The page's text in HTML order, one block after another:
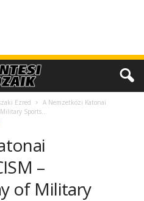
Ezred
A Nemzetközi Katonai
Military Sports…
–
of Military